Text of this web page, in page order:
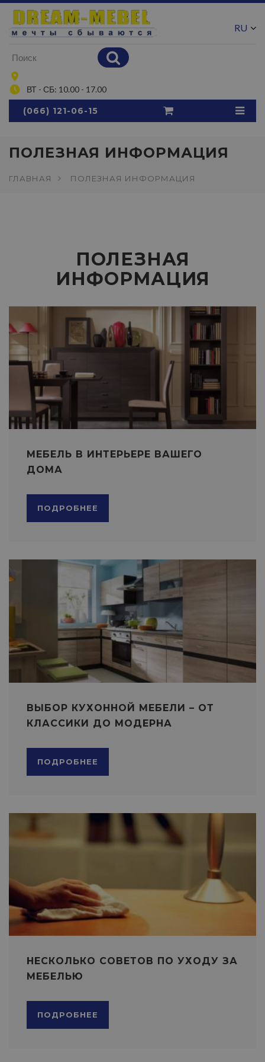
ВТ - СБ: 10.00 - 17.00
RU
(066) 121-06-15
ПОЛЕЗНАЯ ИНФОРМАЦИЯ
ГЛАВНАЯ ПОЛЕЗНАЯ ИНФОРМАЦИЯ
ПОЛЕЗНАЯ
ИНФОРМАЦИЯ
МЕБЕЛЬ В ИНТЕРЬЕРЕ ВАШЕГО
ДОМА
ПОДРОБНЕЕ
ВЫБОР КУХОННОЙ МЕБЕЛИ – ОТ
КЛАССИКИ ДО МОДЕРНА
ПОДРОБНЕЕ
НЕСКОЛЬКО СОВЕТОВ ПО УХОДУ ЗА
МЕБЕЛЬЮ
ПОДРОБНЕЕ